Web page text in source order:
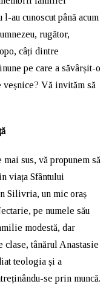
au cunoscut până acum
rugător,
câți dintre
pe care a săvârșit-o
veșnice? Vă invităm să
sus, vă propunem să
viața Sfântului
Silivria, un mic oraș
pe numele său
modestă, dar
clase, tânărul Anastasie
teologia și a
se prin muncă.